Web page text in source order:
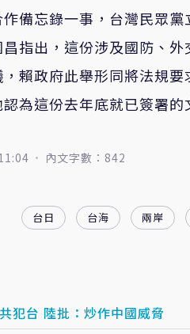
備忘錄一事，台灣民眾
指出，這份涉及國防、
賴政府此舉形同將法規
為這份去年底就已簽署
內文字數：842
台日 台海 兩岸
犯台 陸批：炒作中國威脅